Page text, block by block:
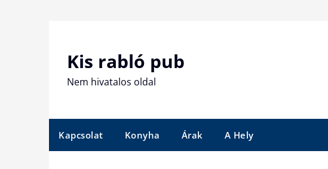
Kis rabló pub
Nem hivatalos oldal
Kapcsolat Konyha Árak A Hely